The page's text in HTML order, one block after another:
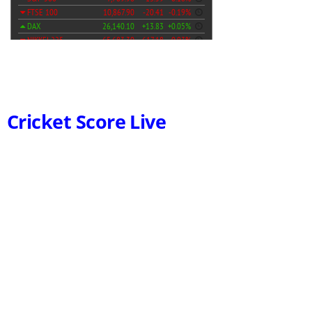
Cricket Score Live